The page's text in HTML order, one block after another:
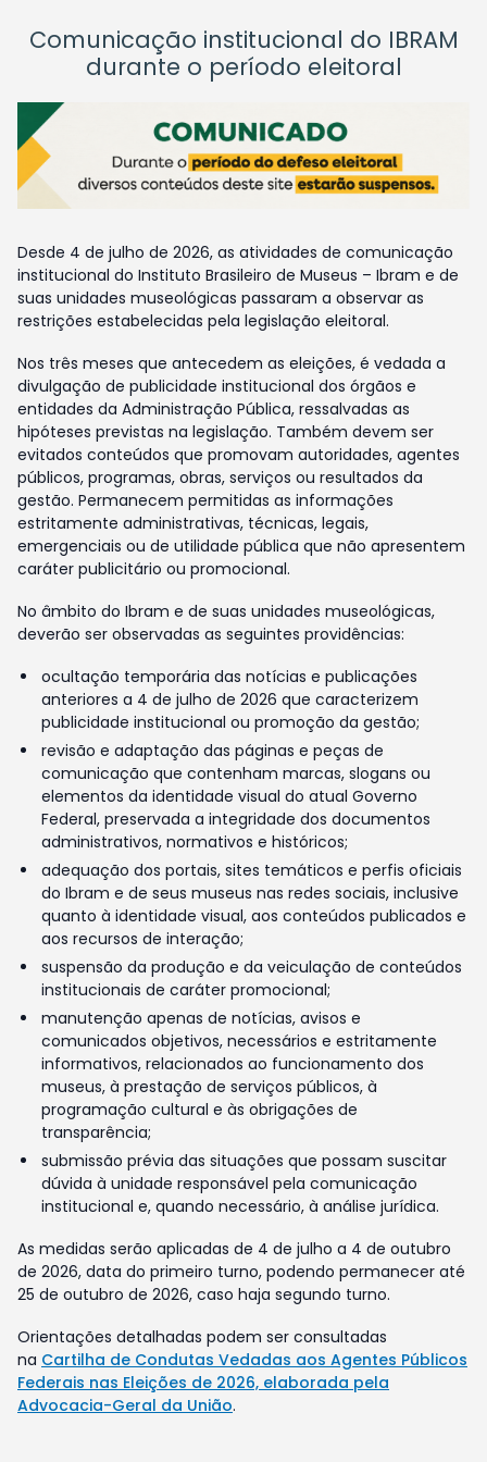
Comunicação institucional do IBRAM
durante o período eleitoral
Desde 4 de julho de 2026, as atividades de comunicação
institucional do Instituto Brasileiro de Museus – Ibram e de
suas unidades museológicas passaram a observar as
restrições estabelecidas pela legislação eleitoral.
Nos três meses que antecedem as eleições, é vedada a
divulgação de publicidade institucional dos órgãos e
entidades da Administração Pública, ressalvadas as
hipóteses previstas na legislação. Também devem ser
evitados conteúdos que promovam autoridades, agentes
públicos, programas, obras, serviços ou resultados da
gestão. Permanecem permitidas as informações
estritamente administrativas, técnicas, legais,
emergenciais ou de utilidade pública que não apresentem
caráter publicitário ou promocional.
No âmbito do Ibram e de suas unidades museológicas,
deverão ser observadas as seguintes providências:
ocultação temporária das notícias e publicações
anteriores a 4 de julho de 2026 que caracterizem
publicidade institucional ou promoção da gestão;
revisão e adaptação das páginas e peças de
comunicação que contenham marcas, slogans ou
elementos da identidade visual do atual Governo
Federal, preservada a integridade dos documentos
administrativos, normativos e históricos;
adequação dos portais, sites temáticos e perfis oficiais
do Ibram e de seus museus nas redes sociais, inclusive
quanto à identidade visual, aos conteúdos publicados e
aos recursos de interação;
suspensão da produção e da veiculação de conteúdos
institucionais de caráter promocional;
manutenção apenas de notícias, avisos e
comunicados objetivos, necessários e estritamente
informativos, relacionados ao funcionamento dos
museus, à prestação de serviços públicos, à
programação cultural e às obrigações de
transparência;
submissão prévia das situações que possam suscitar
dúvida à unidade responsável pela comunicação
institucional e, quando necessário, à análise jurídica.
As medidas serão aplicadas de 4 de julho a 4 de outubro
de 2026, data do primeiro turno, podendo permanecer até
25 de outubro de 2026, caso haja segundo turno.
Orientações detalhadas podem ser consultadas
na Cartilha de Condutas Vedadas aos Agentes Públicos
Federais nas Eleições de 2026, elaborada pela
Advocacia-Geral da União.